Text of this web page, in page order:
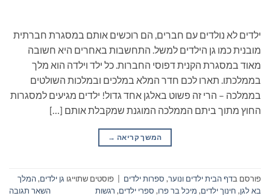
ילדים לא נולדים עם חברים, הם רוכשים אותם במסגרת חברתית
מובנית כמו גן הילדים למשל. התחשבות באחרים היא חשובה
מאוד במסגרת הקנית דפוסי החברות. כל ילד וילדה הוא מלך
בממלכתו. תארו לכם חדר המלא במלכים ובמלכות השולטים
בממלכה – הרי זה פשוט באלגן אחד גדול! ילדים מגיעים למסגרות
החוץ מתוך ביתם הממלכה המוגנת שמקבלת אותם […]
המשך קריאה →
פורסם בדף הבית ילדים ונוער, ספרות ילדים פוסטים שתוייגו גן ילדים,המלך
בא לגן, חינוך ילדים, מיכל בר פרו, ספרי ילדים, רגשות השאר תגובה